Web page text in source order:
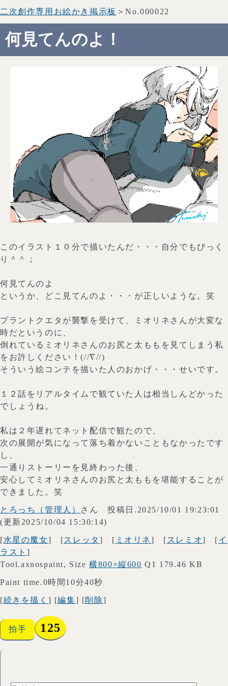
二次創作専用お絵かき掲示板 ＞No.000022
何見てんのよ！
このイラスト１０分で描いたんだ・・・自分でもびっく
り＾＾；
何見てんのよ
というか、どこ見てんのよ・・・が正しいような。笑
プラントクエタが襲撃を受けて、ミオリネさんが大変な
時だというのに、
倒れているミオリネさんのお尻と太ももを見てしまう私
をお許しください！(//∇//)
そういう絵コンテを描いた人のおかげ・・・せいです。
１２話をリアルタイムで観ていた人は相当しんどかった
でしょうね。
私は２年遅れてネット配信で観たので、
次の展開が気になって落ち着かないこともなかったです
し、
一通りストーリーを見終わった後、
安心してミオリネさんのお尻と太ももを堪能することが
できました。笑
とろっち（管理人） さん 投稿日.2025/10/01 19:23:01
(更新2025/10/04 15:30:14)
[水星の魔女] [スレッタ ] [ ミオリネ] [ スレミオ] [イ
ラスト ]
Tool.axnospaint, Size横800×縦600 Q1 179.46 KB
Paint time.0時間10分40秒
[続きを描く ] [編集] [削除]
拍手 125